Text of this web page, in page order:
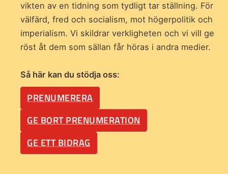
vikten av en tidning som tydligt tar ställning. För
välfärd, fred och socialism, mot högerpolitik och
imperialism. Vi skildrar verkligheten och vi vill ge
röst åt dem som sällan får höras i andra medier.
Så här kan du stödja oss:
PRENUMERERA
GE BORT PRENUMERATION
GE ETT BIDRAG